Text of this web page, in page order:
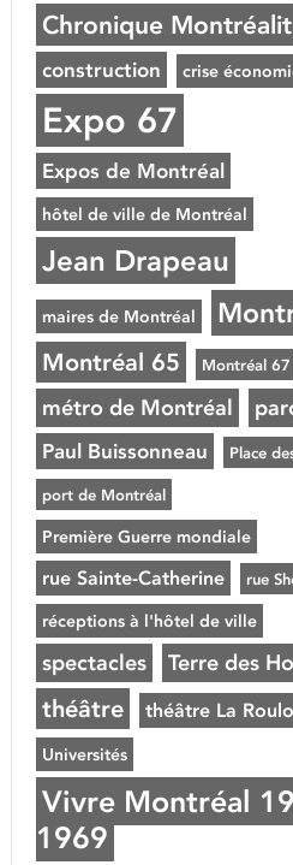
Chronique
construction crise
Expo 67
Expos de Montréal
hôtel de ville de Montréal
Jean Drapeau
maires de Montréal
Montréal 65 Montréal 67
métro de Montréal
Paul Buissonneau Place
port de Montréal
Première Guerre mondiale
rue Sainte-Catherine rue
réceptions à l'hôtel de ville
spectacles Terre des
théâtre théâtre La
Universités
Vivre Montréal
1969